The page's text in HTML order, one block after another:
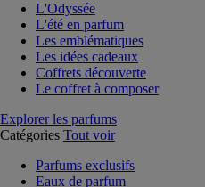
L'Odyssée
L'été en parfum
Les emblématiques
Les idées cadeaux
Coffrets découverte
Le coffret à composer
Explorer les parfums
Catégories Tout voir
Parfums exclusifs
Eaux de parfum